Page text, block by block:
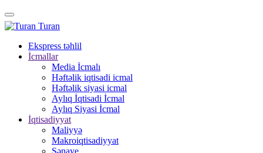
Turan
Ekspress təhlil
İcmallar
Media İcmalı
Həftəlik iqtisadi icmal
Həftəlik siyasi icmal
Aylıq İqtisadi İcmal
Aylıq Siyasi İcmal
İqtisadiyyat
Maliyyə
Makroiqtisadiyyat
Sənaye